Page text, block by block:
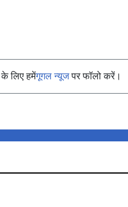
लिए हमेंगूगल न्यूजपर फॉलो करें।